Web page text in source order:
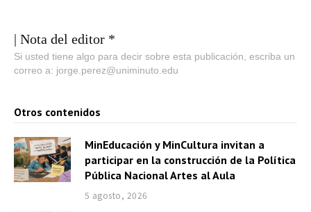
| Nota del editor *
Si usted tiene algo para decir sobre esta publicación, escriba un
correo a: jorge.perez@uniminuto.edu
Otros contenidos
MinEducación y MinCultura invitan a
participar en la construcción de la Política
Pública Nacional Artes al Aula
5 agosto, 2026